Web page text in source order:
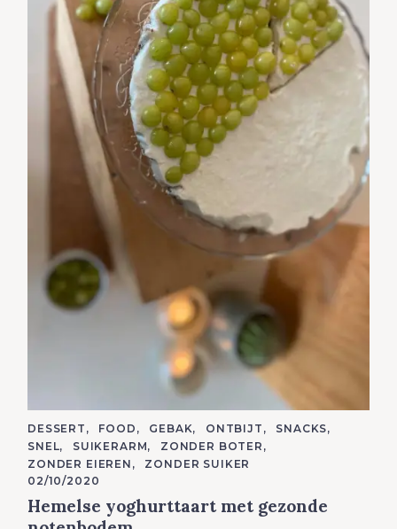
C
A
T
E
G
O
R
I
DESSERT FOOD GEBAK ONTBIJT
SNACKS
SNEL
SUIKERARM
ZONDER BOTER
ZONDER EIEREN
ZONDER SUIKER
02/10/2020
Hemelse yoghurttaart met gezonde